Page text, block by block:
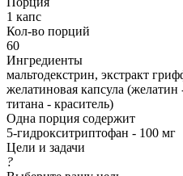
1 капс
Кол-во порций
60
Ингредиенты
мальтодекстрин, экстракт
желатиновая капсула (желатин
титана - краситель)
Одна порция содержит
5-гидрокситриптофан - 100 мг
Цели и задачи
?